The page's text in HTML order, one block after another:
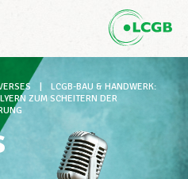
FR
LCGB-BAU & HANDWERK:
ZUM SCHEITERN DER